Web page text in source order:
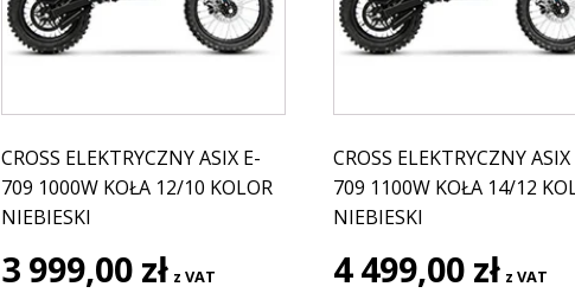
CROSS ELEKTRYCZNY ASIX E-
709 1000W KOŁA 12/10 KOLOR
NIEBIESKI
3 999,00 zł z VAT
CROSS ELEKTRYCZNY
709 1100W KOŁA 14/12
NIEBIESKI
4 499,00 zł z VAT